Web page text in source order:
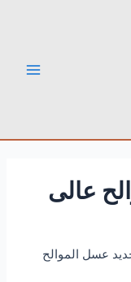
عالى
عسل الموالح